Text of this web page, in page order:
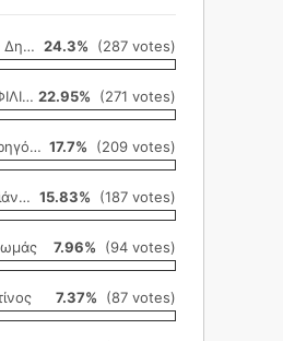
Σαββόπουλος Δημήτρης 24.3% (287 votes)
Υποψήφιος «ΦΙΛΙΚΗ ΕΤΑΙΡΕΙΑ» 22.95% (271 votes)
Γρηγοριάδης Γρηγόρης 17.7% (209 votes)
Κορεντσίδης Γιάννης 15.83% (187 votes)
7.96% (94 votes)
7.37% (87 votes)